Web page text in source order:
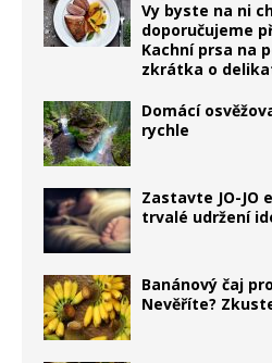
Vy byste na ni
doporučujeme
Kachní prsa na
zkrátka o
Domácí
rychle
Zastavte JO-JO
trvalé udržení
Banánový čaj
Nevěříte?